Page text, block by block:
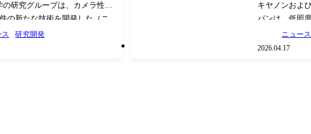
の研究グループは、カメラ性能
の新たな技術を開発した（ニ
ス）。 1件目は、カメラの解像
（変調伝達関数）を高精度に
ス
研究開発
キヤノンおよ
パンは、低照
ー撮影用超高
320万画素1.0
ニュース
2026.04.17